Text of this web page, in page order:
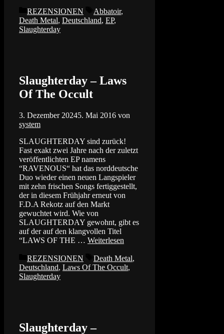
Kategorien
REZENSIONEN Schlagwörter
Abbatoir,
Death Metal, Deutschland, EP,
Slaughterday
Slaughterday – Laws
Of The Occult
3. Dezember 20245. Mai 2016 von
system
SLAUGHTERDAY sind zurück!
Fast exakt zwei Jahre nach der zuletzt
veröffentlichten EP namens
“RAVENOUS“ hat das norddeutsche
Duo wieder einen neuen Langspieler
mit zehn frischen Songs fertiggestellt,
der in diesem Frühjahr erneut von
F.D.A Rekotz auf den Markt
gewuchtet wird. Wie von
SLAUGHTERDAY gewohnt, gibt es
auf der auf den klangvollen Titel
“LAWS OF THE … Weiterlesen
Kategorien
REZENSIONEN Schlagwörter
Death Metal,
Deutschland, Laws Of The Occult,
Slaughterday
Slaughterday –